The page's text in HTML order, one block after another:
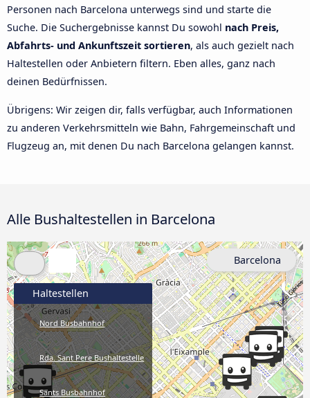
Personen nach Barcelona unterwegs sind und starte die
Suche. Die Suchergebnisse kannst Du sowohl nach Preis,
Abfahrts- und Ankunftszeit sortieren, als auch gezielt nach
Haltestellen oder Anbietern filtern. Eben alles, ganz nach
deinen Bedürfnissen.
Übrigens: Wir zeigen dir, falls verfügbar, auch Informationen
zu anderen Verkehrsmitteln wie Bahn, Fahrgemeinschaft und
Flugzeug an, mit denen Du nach Barcelona gelangen kannst.
Alle Bushaltestellen in Barcelona
Haltestellen
Nord Busbahnhof
Rda. Sant Pere Bushaltestelle
Sants Busbahnhof
Barcelona